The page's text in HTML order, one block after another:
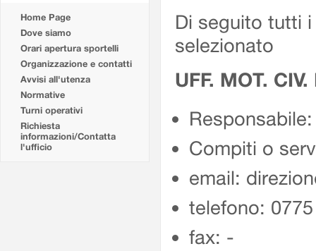
Home Page
Dove siamo
Orari apertura sportelli
Organizzazione e contatti
Avvisi all'utenza
Normative
Turni operativi
Richiesta
informazioni/Contatta
l'ufficio
Di seguito tutti
selezionato
UFF. MOT.
Compiti o
email:
telefono:
fax: -